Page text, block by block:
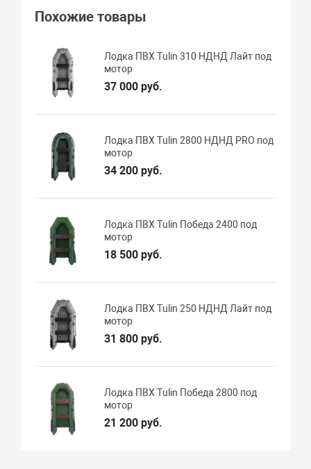
Похожие товары
Лодка ПВХ Tulin 310 НДНД Лайт под
мотор
37 000 руб.
Лодка ПВХ Tulin 2800 НДНД PRO под
мотор
34 200 руб.
Лодка ПВХ Tulin Победа 2400 под
мотор
18 500 руб.
Лодка ПВХ Tulin 250 НДНД Лайт под
мотор
31 800 руб.
Лодка ПВХ Tulin Победа 2800 под
мотор
21 200 руб.